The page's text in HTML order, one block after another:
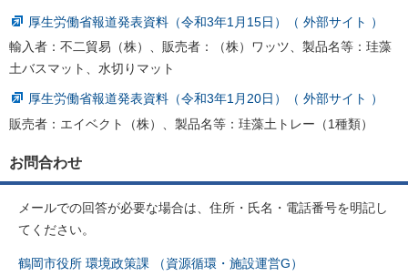
厚生労働省報道発表資料（令和3年1月15日）（ 外部サイト ）
輸入者：不二貿易（株）、販売者：（株）ワッツ、製品名等：珪藻
土バスマット、水切りマット
厚生労働省報道発表資料（令和3年1月20日）（ 外部サイト ）
販売者：エイベクト（株）、製品名等：珪藻土トレー（1種類）
お問合わせ
メールでの回答が必要な場合は、住所・氏名・電話番号を明記し
てください。
鶴岡市役所 環境政策課 （資源循環・施設運営G）